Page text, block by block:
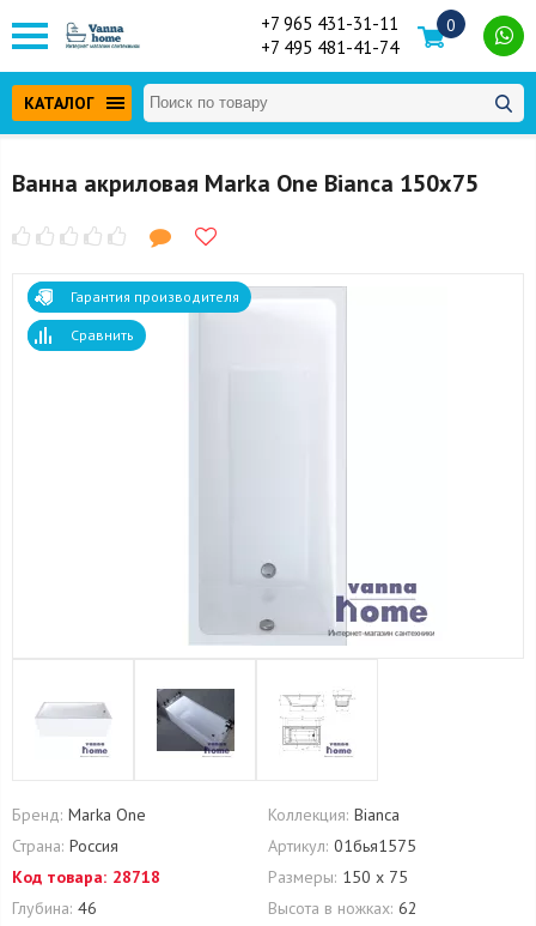
+7 965 431-31-11
+7 495 481-41-74
0
КАТАЛОГ
Ванна акриловая Marka One Bianca 150x75
Гарантия производителя
Сравнить
Бренд: Marka One Коллекция: Bianca
Страна: Россия Артикул: 01бья1575
Код товара: 28718 Размеры: 150 х 75
Глубина: 46 Высота в ножках: 62